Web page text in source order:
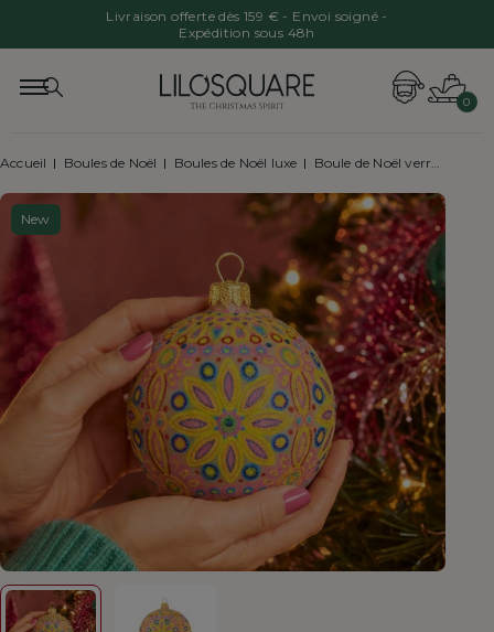
Livraison offerte dès 159 € - Envoi soigné -
Expédition sous 48h
0
Accueil Boules de Noël Boules de Noël luxe Boule de Noël verre soufflé mandala floral jaune Ø10cm
New